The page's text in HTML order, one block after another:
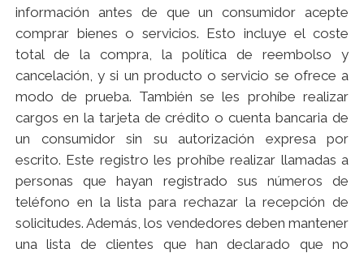
información antes de que un consumidor acepte
comprar bienes o servicios. Esto incluye el coste
total de la compra, la política de reembolso y
cancelación, y si un producto o servicio se ofrece a
modo de prueba. También se les prohíbe realizar
cargos en la tarjeta de crédito o cuenta bancaria de
un consumidor sin su autorización expresa por
escrito. Este registro les prohíbe realizar llamadas a
personas que hayan registrado sus números de
teléfono en la lista para rechazar la recepción de
solicitudes. Además, los vendedores deben mantener
una lista de clientes que han declarado que no